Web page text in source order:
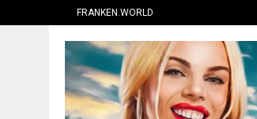
FRANKEN.WORLD